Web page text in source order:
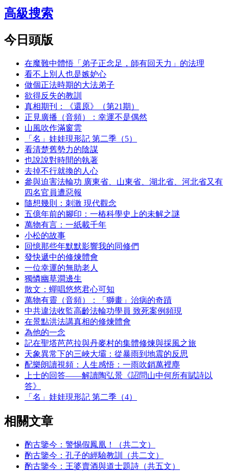
高級搜索
今日頭版
在魔難中體悟「弟子正念足，師有回天力」的法理
看不上別人也是嫉妒心
做個正法時期的大法弟子
欲得反失的教訓
真相期刊：《還原》（第21期）
正見廣播（音頻）：幸運不是偶然
山風吹作滿窗雲
「名」娃娃現形記 第二季（5）
看清楚舊勢力的陰謀
也說說對時間的執著
去掉不行就換的人心
參與迫害法輪功 廣東省、山東省、湖北省、河北省又有
四名官員遭惡報
隨想幾則：刺激 現代觀念
五億年前的腳印：一樁科學史上的未解之謎
萬物有言：一紙載千年
小松的故事
回憶那些年默默影響我的同修們
發快遞中的修煉體會
一位幸運的無助老人
獨憐幽草澗邊生
散文：蟬唱悠悠君心可知
萬物有靈（音頻）：「獅畫」治病的奇蹟
中共違法收監高齡法輪功學員 致死案例頻現
在景點洪法講真相的修煉體會
為他的一念
記在聖塔芭芭拉與丹麥村的集體修煉與採風之旅
天象異常下的三峽大壩：從暴雨到地震的反思
配樂朗讀視頻：人生感悟：一雨吹銷萬裡塵
上士的回答——解讀陶弘景《詔問山中何所有賦詩以
答》
「名」娃娃現形記 第二季（4）
相關文章
酌古鑒今：警惕假鳳凰！（共二文）
酌古鑒今：孔子的經驗教訓（共二文）
酌古鑒今：王婆賣酒與道士題詩（共五文）